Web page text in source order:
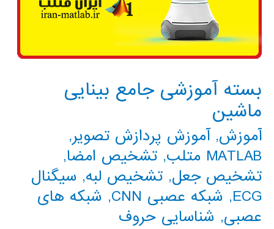
بسته آموزشی جامع بینایی
ماشین
آموزش,آموزش پردازش تصویر,
MATLAB متلب
, تشخیص امضا,
تشخیص جعل, تشخیص لبه, سیگنال
ECG
, شبکه عصبی CNN , شبکه های
عصبی, شناسایی حروف